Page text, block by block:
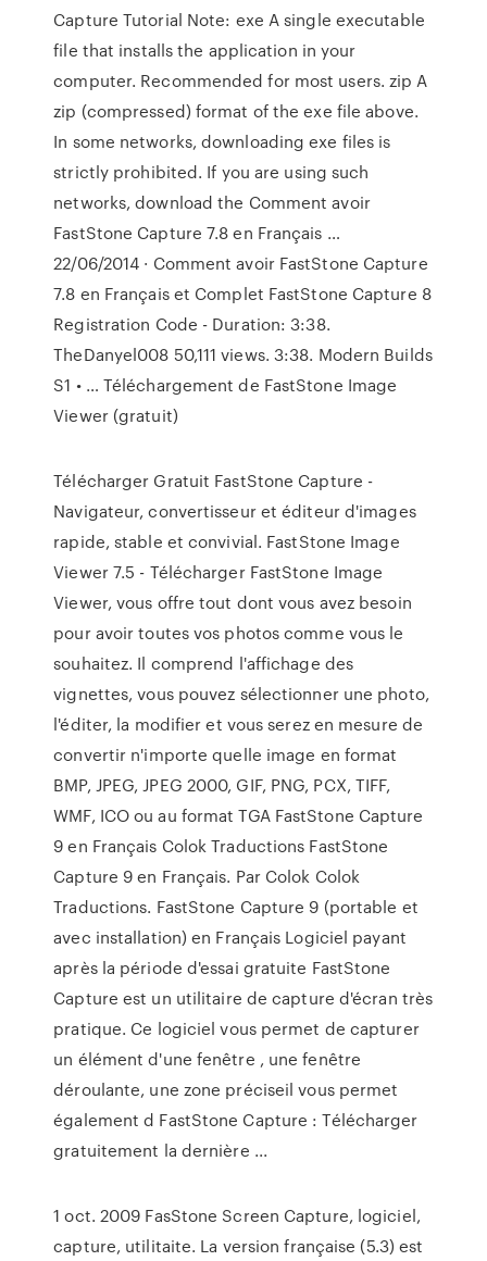
Capture Tutorial Note: exe A single executable
file that installs the application in your
computer. Recommended for most users. zip A
zip (compressed) format of the exe file above.
In some networks, downloading exe files is
strictly prohibited. If you are using such
networks, download the Comment avoir
FastStone Capture 7.8 en Français …
22/06/2014 · Comment avoir FastStone Capture
7.8 en Français et Complet FastStone Capture 8
Registration Code - Duration: 3:38.
TheDanyel008 50,111 views. 3:38. Modern Builds
S1 • … Téléchargement de FastStone Image
Viewer (gratuit)
Télécharger Gratuit FastStone Capture -
Navigateur, convertisseur et éditeur d'images
rapide, stable et convivial. FastStone Image
Viewer 7.5 - Télécharger FastStone Image
Viewer, vous offre tout dont vous avez besoin
pour avoir toutes vos photos comme vous le
souhaitez. Il comprend l'affichage des
vignettes, vous pouvez sélectionner une photo,
l'éditer, la modifier et vous serez en mesure de
convertir n'importe quelle image en format
BMP, JPEG, JPEG 2000, GIF, PNG, PCX, TIFF,
WMF, ICO ou au format TGA FastStone Capture
9 en Français Colok Traductions FastStone
Capture 9 en Français. Par Colok Colok
Traductions. FastStone Capture 9 (portable et
avec installation) en Français Logiciel payant
après la période d'essai gratuite FastStone
Capture est un utilitaire de capture d'écran très
pratique. Ce logiciel vous permet de capturer
un élément d'une fenêtre , une fenêtre
déroulante, une zone préciseil vous permet
également d FastStone Capture : Télécharger
gratuitement la dernière ...
1 oct. 2009 FasStone Screen Capture, logiciel,
capture, utilitaite. La version française (5.3) est